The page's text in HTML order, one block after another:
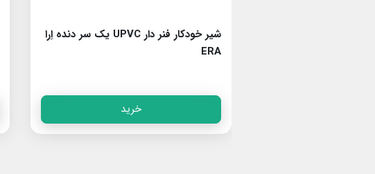
شیر خودکار فنر دار UPVC یک سر دنده اِرا
ERA
خرید